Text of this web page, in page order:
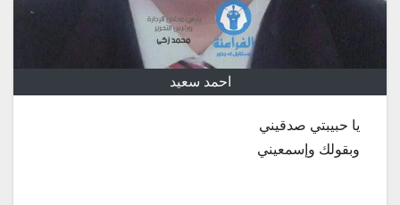
احمد سعيد
يا حبيبتي صدقيني
وبقولك وإسمعيني